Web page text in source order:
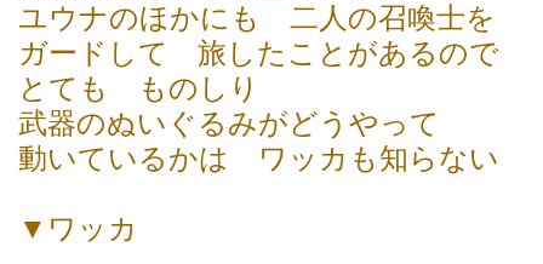
ユウナのほかにも 二人の召喚士を
ガードして 旅したことがあるので
とても ものしり
武器のぬいぐるみがどうやって
動いているかは ワッカも知らない
▼ワッカ